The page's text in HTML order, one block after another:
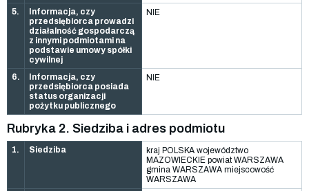
5.
Informacja, czy
przedsiębiorca prowadzi
działalność gospodarczą
z innymi podmiotami na
podstawie umowy spółki
cywilnej
NIE
6.
Informacja, czy
przedsiębiorca posiada
status organizacji
pożytku publicznego
NIE
Rubryka 2. Siedziba i adres podmiotu
1. Siedziba
kraj POLSKA województwo
MAZOWIECKIE powiat WARSZAWA
gmina WARSZAWA miejscowość
WARSZAWA